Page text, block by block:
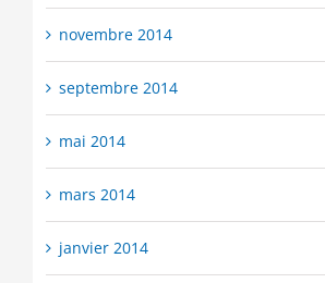
novembre 2014
septembre 2014
mai 2014
mars 2014
janvier 2014